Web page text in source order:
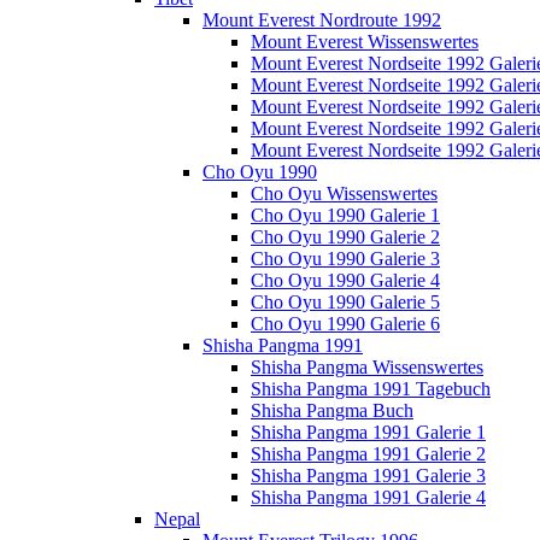
Mount Everest Nordroute 1992
Mount Everest Wissenswertes
Mount Everest Nordseite 1992
Mount Everest Nordseite 1992
Mount Everest Nordseite 1992
Mount Everest Nordseite 1992
Mount Everest Nordseite 1992
Cho Oyu 1990
Cho Oyu Wissenswertes
Cho Oyu 1990 Galerie 1
Cho Oyu 1990 Galerie 2
Cho Oyu 1990 Galerie 3
Cho Oyu 1990 Galerie 4
Cho Oyu 1990 Galerie 5
Cho Oyu 1990 Galerie 6
Shisha Pangma 1991
Shisha Pangma Wissenswertes
Shisha Pangma 1991 Tagebuch
Shisha Pangma Buch
Shisha Pangma 1991 Galerie 1
Shisha Pangma 1991 Galerie 2
Shisha Pangma 1991 Galerie 3
Shisha Pangma 1991 Galerie 4
Nepal